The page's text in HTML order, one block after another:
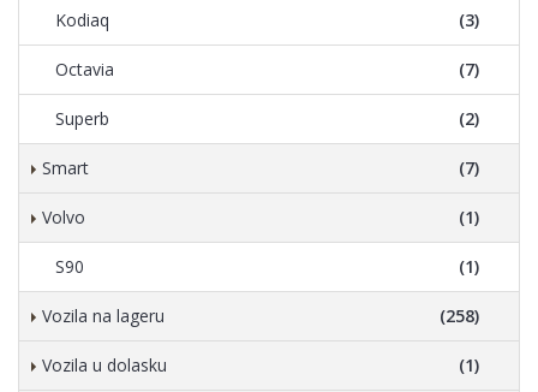
Kodiaq (3)
Octavia (7)
Superb (2)
Smart (7)
Volvo (1)
S90 (1)
Vozila na lageru (258)
Vozila u dolasku (1)